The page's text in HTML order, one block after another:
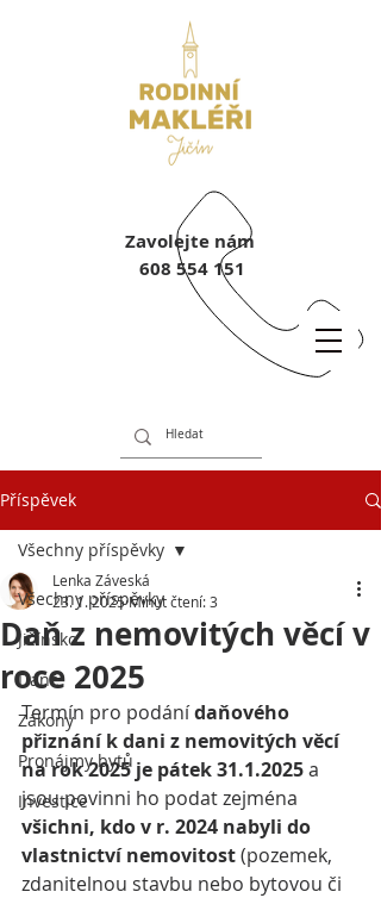
Zavolejte nám
608 554 151
Příspěvek
Všechny příspěvky
Jičínsko
Daně
Zákony
Pronájmy bytů
Investice
Všechny příspěvky
Daň z nemovitých věcí v
roce 2025
Lenka Záveská
23. 1. 2025 Minut čtení: 3
Termín pro podání daňového
přiznání k dani z nemovitých věcí
na rok 2025 je pátek 31.1.2025 a
jsou povinni ho podat zejména
všichni, kdo v r. 2024 nabyli do
vlastnictví nemovitost (pozemek,
zdanitelnou stavbu nebo bytovou či